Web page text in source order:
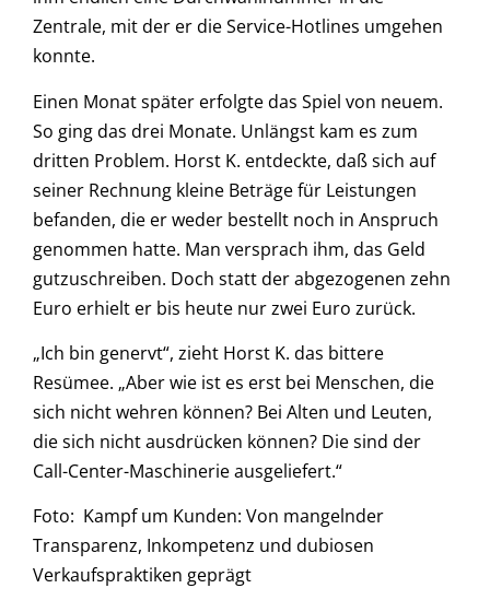
Zentrale, mit der er die Service-Hotlines umgehen
konnte.
Einen Monat später erfolgte das Spiel von neuem.
So ging das drei Monate. Unlängst kam es zum
dritten Problem. Horst K. entdeckte, daß sich auf
seiner Rechnung kleine Beträge für Leistungen
befanden, die er weder bestellt noch in Anspruch
genommen hatte. Man versprach ihm, das Geld
gutzuschreiben. Doch statt der abgezogenen zehn
Euro erhielt er bis heute nur zwei Euro zurück.
„Ich bin genervt“, zieht Horst K. das bittere
Resümee. „Aber wie ist es erst bei Menschen, die
sich nicht wehren können? Bei Alten und Leuten,
die sich nicht ausdrücken können? Die sind der
Call-Center-Maschinerie ausgeliefert.“
Foto: Kampf um Kunden: Von mangelnder
Transparenz, Inkompetenz und dubiosen
Verkaufspraktiken geprägt